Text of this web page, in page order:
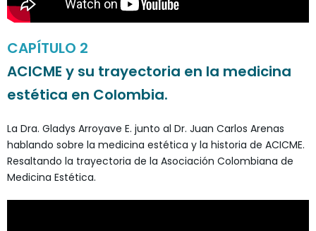
CAPÍTULO 2
ACICME y su trayectoria en la medicina
estética en Colombia.
La Dra. Gladys Arroyave E. junto al Dr. Juan Carlos Arenas
hablando sobre la medicina estética y la historia de ACICME.
Resaltando la trayectoria de la Asociación Colombiana de
Medicina Estética.